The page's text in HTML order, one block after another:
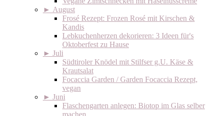
► August
Frosé Rezept: Frozen Rosé mit Kirschen &
Kandis
Lebkuchenherzen dekorieren: 3 Ideen für's
Oktoberfest zu Hause
► Juli
Südtiroler Knödel mit Stilfser g.U. Käse &
Krautsalat
Focaccia Garden / Garden Focaccia Rezept,
vegan
► Juni
Flaschengarten anlegen: Biotop im Glas selber